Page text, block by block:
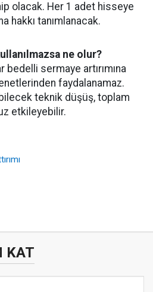
olacak. Her 1 adet hisseye
hakkı tanımlanacak.
ne olur?
bedelli sermaye artırımına
faydalanamaz.
teknik düşüş, toplam
etkileyebilir.
KAT